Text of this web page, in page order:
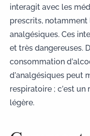
interagit avec les
prescrits,
analgésiques. Ces
et très dangereuses.
consommation
d’analgésiques peut
respiratoire ; c’est un
légère.